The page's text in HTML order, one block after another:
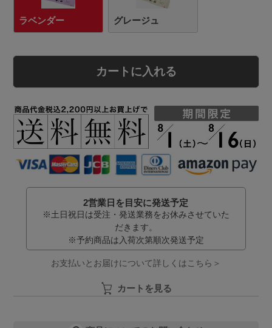
ラベンダー グレージュ
カートに入れる
2営業日を目安に発送予定
※土日祝日は受注・発送業務をお休みさせていた
だきます。
※予約商品は入荷次第順次発送予定
お支払いとお届けについて詳しくはこちら＞
カートを見る